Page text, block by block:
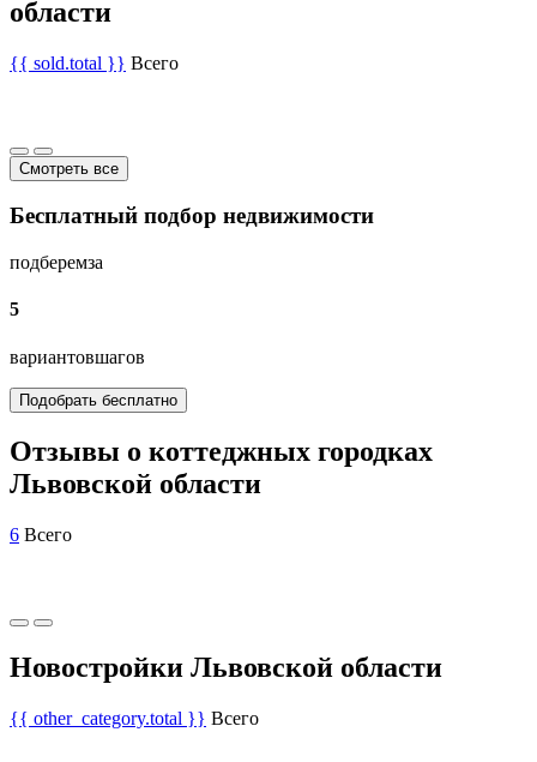
области
{{ sold.total }} Всего
Смотреть все
Бесплатный подбор недвижимости
подберемза
5
вариантовшагов
Подобрать бесплатно
Отзывы о коттеджных городках
Львовской области
6 Всего
Новостройки Львовской области
{{ other_category.total }} Всего